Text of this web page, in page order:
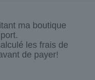
ma boutique
les frais de
de payer!